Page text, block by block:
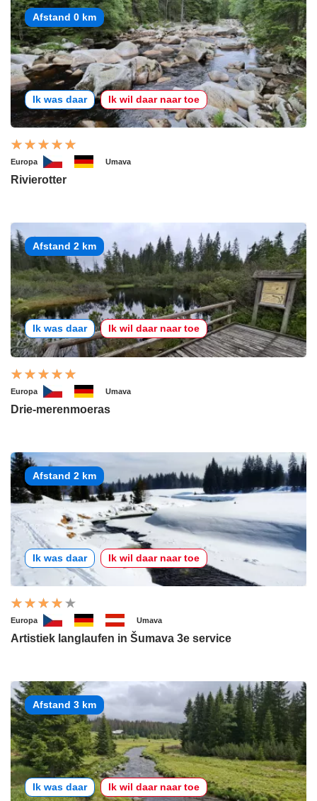
Afstand 0 km
Ik was daar Ik wil daar naar toe
Europa Umava
Rivierotter
Afstand 2 km
Ik was daar Ik wil daar naar toe
Europa Umava
Drie-merenmoeras
Afstand 2 km
Ik was daar Ik wil daar naar toe
Europa Umava
Artistiek langlaufen in Šumava 3e service
Afstand 3 km
Ik was daar Ik wil daar naar toe